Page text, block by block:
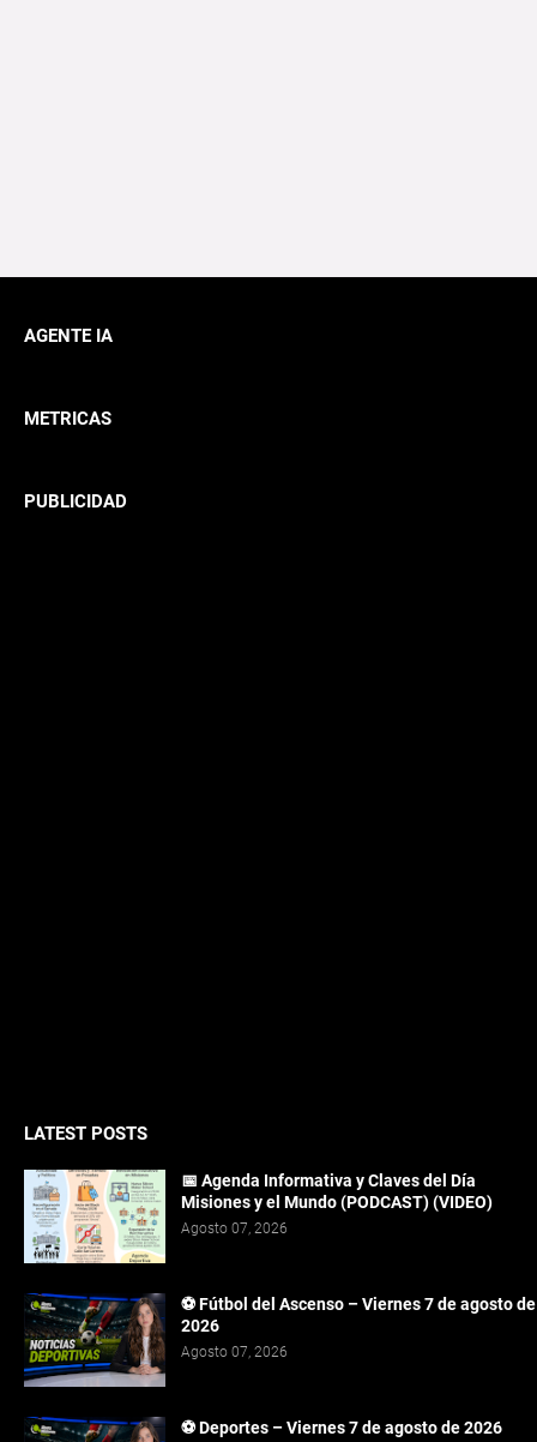
AGENTE IA
METRICAS
PUBLICIDAD
LATEST POSTS
📅 Agenda Informativa y Claves del Día
Misiones y el Mundo (PODCAST) (VIDEO)
Agosto 07, 2026
⚽ Fútbol del Ascenso – Viernes 7 de agosto de
2026
Agosto 07, 2026
⚽ Deportes – Viernes 7 de agosto de 2026